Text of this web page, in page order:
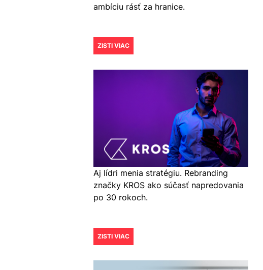
ambíciu rásť za hranice.
ZISTI VIAC
Aj lídri menia stratégiu. Rebranding
značky KROS ako súčasť napredovania
po 30 rokoch.
ZISTI VIAC